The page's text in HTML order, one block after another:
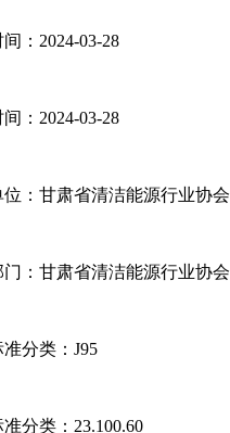
2024-03-28
2024-03-28
甘肃省清洁能源行业协会
甘肃省清洁能源行业协会
分类：J95
类：23.100.60